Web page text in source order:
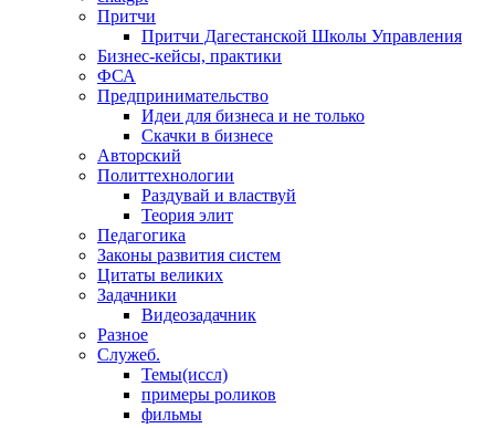
Притчи
Притчи Дагестанской Школы Управления
Бизнес-кейсы, практики
ФСА
Предпринимательство
Идеи для бизнеса и не только
Скачки в бизнесе
Авторский
Политтехнологии
Раздувай и властвуй
Теория элит
​Педагогика
Законы развития систем
Цитаты великих
Задачники
Видеозадачник
Разное
Служеб.
Темы(иссл)
примеры роликов
фильмы